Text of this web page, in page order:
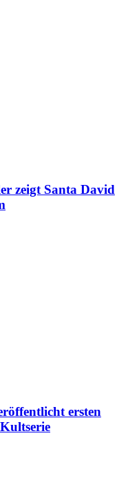
zeigt Santa David
ersten